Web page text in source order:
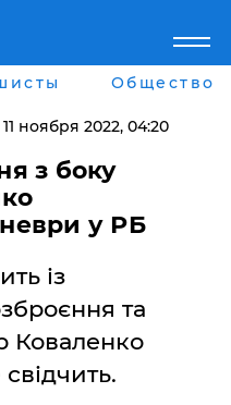
Города
Луганск
Харьков
Днепр
Львов
Общество
11 ноября 2022, 04:20
з боку
у РБ
із
та
Коваленко